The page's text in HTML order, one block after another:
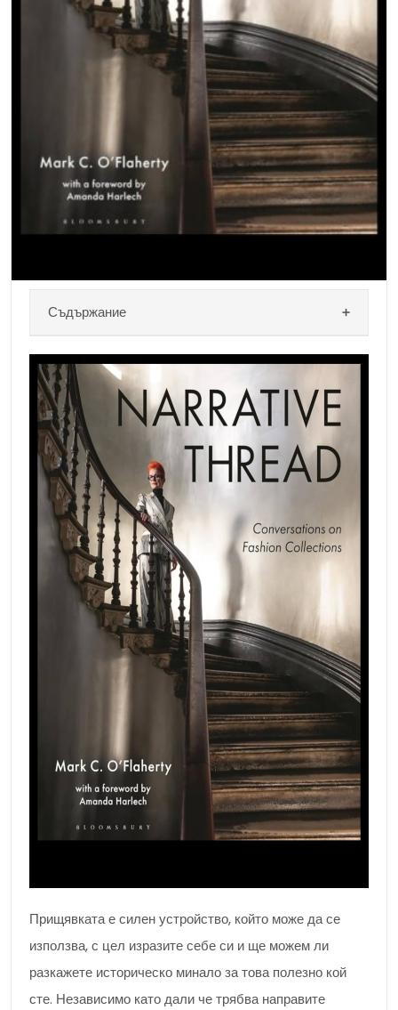
Съдържание
Прищявката е силен устройство, който може да се
използва, с цел изразите себе си и ще можем ли
разкажете историческо минало за това полезно кой
сте. Независимо като дали че трябва направите